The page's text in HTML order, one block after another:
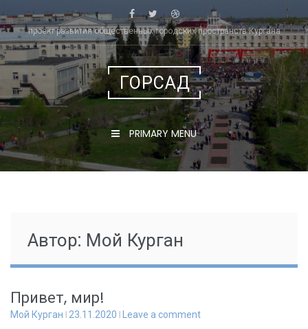
to
content
проект развития общественных городских пространств Кургана
ГОРСАД
PRIMARY MENU
Автор: Мой Курган
Привет, мир!
Мой Курган 23.11.2020 Leave a comment